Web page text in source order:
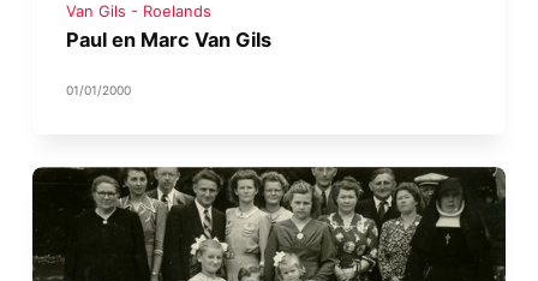
Van Gils - Roelands
Paul en Marc Van Gils
01/01/2000